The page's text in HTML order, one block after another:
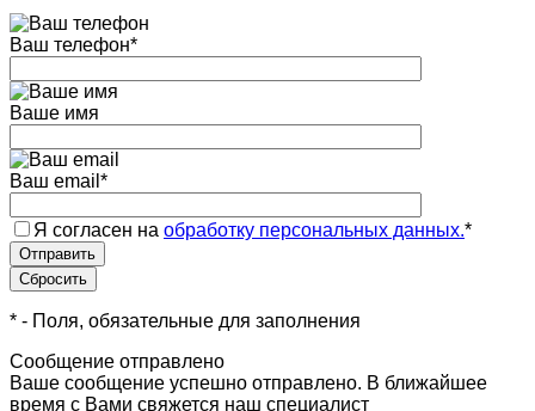
Ваш телефон*
Ваше имя
Ваш email *
Я согласен на обработку персональных данных.*
* - Поля, обязательные для заполнения
Сообщение отправлено
Ваше сообщение успешно отправлено. В ближайшее
время с Вами свяжется наш специалист